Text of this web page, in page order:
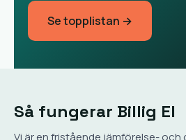
Se topplistan →
Så fungerar Billig El
Vi är en fristående jämförelse-